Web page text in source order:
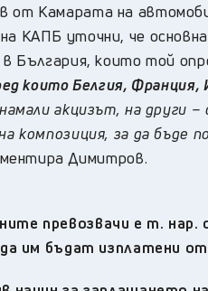
Камарата на
КАПБ уточни, че
България, които той
които Белгия,
акцизът, на други
композиция, за да бъде
Димитров.
превозвачи е т. нар.
им бъдат изплатени